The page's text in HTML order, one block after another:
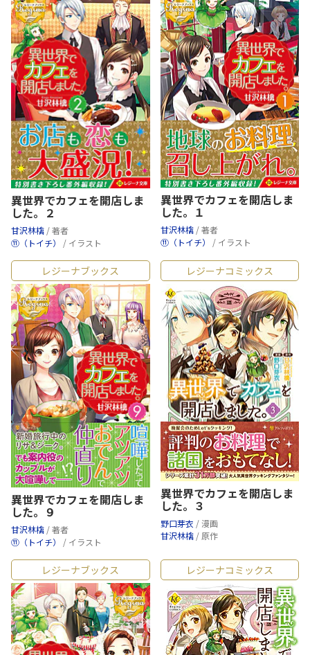
異世界でカフェを開店しま
した。２
甘沢林檎 / 著者
⑪（トイチ） / イラスト
異世界でカフェを開店しま
した。１
甘沢林檎 / 著者
⑪（トイチ） / イラスト
レジーナブックス
異世界でカフェを開店しま
した。９
甘沢林檎 / 著者
⑪（トイチ） / イラスト
レジーナコミックス
異世界でカフェを開店しま
した。３
野口芽衣 / 漫画
甘沢林檎 / 原作
レジーナブックス レジーナコミックス